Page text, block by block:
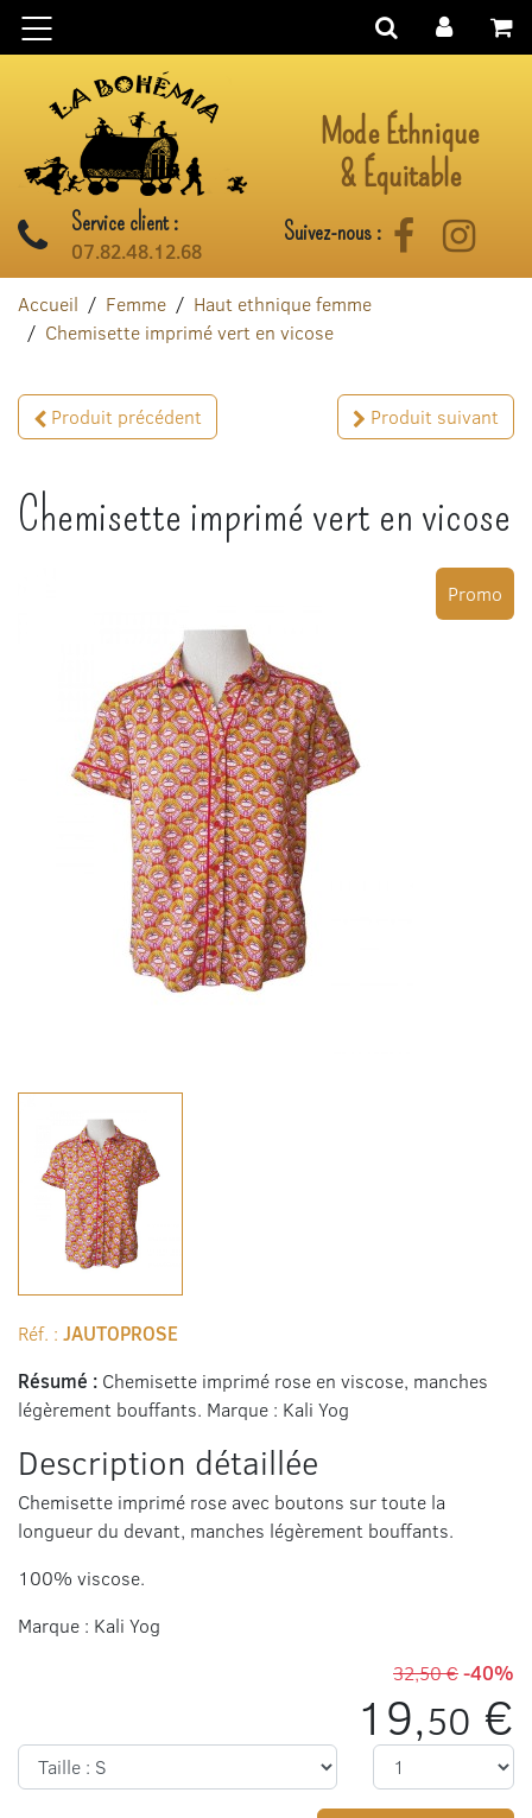
Aller au contenu
Mode Éthnique
& Équitable
Service client :
07.82.48.12.68
Suivez-nous : Facebook
Accueil Femme
Haut ethnique femme
Chemisette imprimé vert en vicose
Produit précédent Produit suivant
Chemisette imprimé vert en vicose
Réf. : JAUTOPROSE
Résumé : Chemisette imprimé rose en viscose, manches
légèrement bouffants. Marque : Kali Yog
Description détaillée
Chemisette imprimé rose avec boutons sur toute la
longueur du devant, manches légèrement bouffants.
100% viscose.
Marque : Kali Yog
32,50 €-40%
19,50 €
Promo